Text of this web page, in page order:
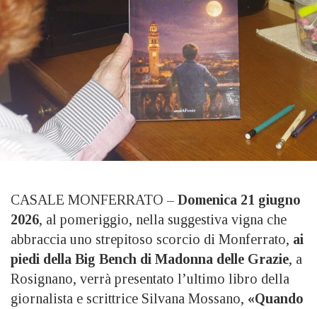
CASALE MONFERRATO – Domenica 21 giugno
2026, al pomeriggio, nella suggestiva vigna che
abbraccia uno strepitoso scorcio di Monferrato, ai
piedi della Big Bench di Madonna delle Grazie, a
Rosignano, verrà presentato l’ultimo libro della
giornalista e scrittrice Silvana Mossano, «Quando